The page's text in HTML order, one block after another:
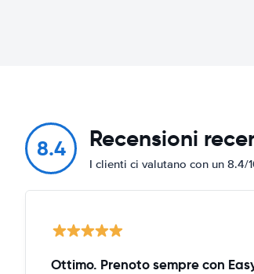
8.4 Recensioni
I clienti ci valutano con un 8.4/
Ottimo. Prenoto sempre con